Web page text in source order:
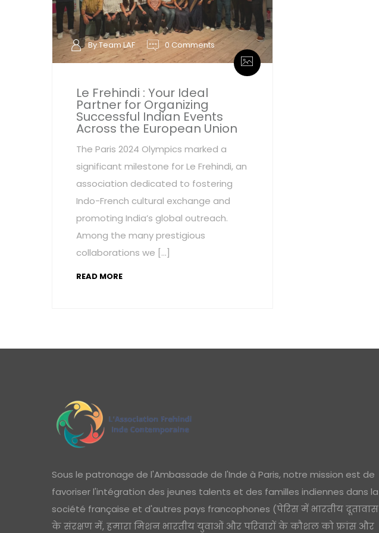
By Team LAF 0 Comments
Le Frehindi : Your Ideal
Partner for Organizing
Successful Indian Events
Across the European Union
The Paris 2024 Olympics marked a
significant milestone for Le Frehindi, an
association dedicated to fostering
Indo-French cultural exchange and
promoting India’s global outreach.
Among the many prestigious
collaborations we […]
READ MORE
Sous le patronage de l'Ambassade de l'Inde à Paris, notre mission est de
favoriser l'intégration des jeunes talents et des familles indiennes dans la
société française et d'autres pays francophones (पेरिस में भारतीय दूतावास
के संरक्षण में, हमारा मिशन भारतीय युवाओं और परिवारों के कौशल को फ्रांस और